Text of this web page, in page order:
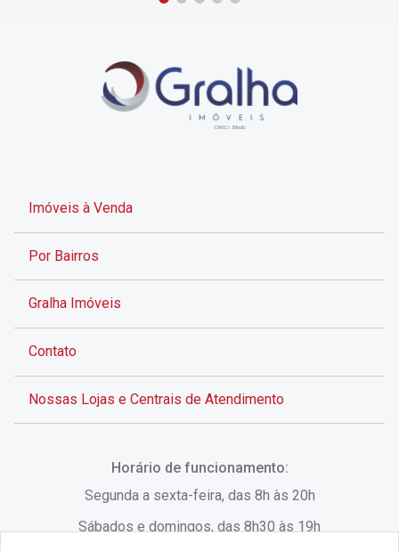
Imóveis à Venda
Por Bairros
Gralha Imóveis
Contato
Nossas Lojas e Centrais de Atendimento
Horário de funcionamento:
Segunda a sexta-feira, das 8h às 20h
Sábados e domingos, das 8h30 às 19h